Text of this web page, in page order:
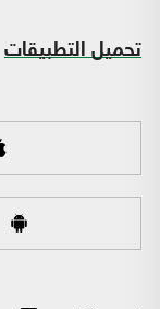
تحميل التطبيقات